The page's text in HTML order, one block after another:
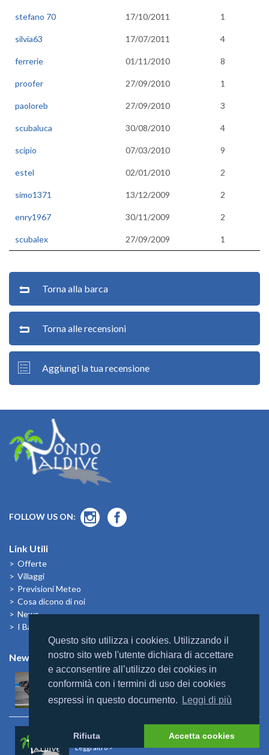
Questo sito utilizza i cookies. Utilizzando il
nostro sito web l'utente dichiara di accettare
e acconsentire all’utilizzo dei cookies in
conformità con i termini di uso dei cookies
espressi in questo documento.
Leggi di più
Rifiuta Accetta cookies
Torna alla barca
Torna alle recensioni
Aggiungi la tua recensione
stefano 70 17/10/2011 1
silvia63 17/07/2011 4
ferrerie 01/11/2010 8
proofer 27/09/2010 1
paoloreb 27/09/2010 3
scubaluca 30/08/2010 4
scipio 07/03/2010 9
estel 02/01/2010 2
simo1371 13/12/2009 2
enry1967 30/11/2009 2
scubalex 27/09/2009 1
FOLLOW US ON:
Link Utili
Offerte
Villaggi
Previsioni Meteo
Cosa dicono di noi
News
I Bambini alle Maldive
News
Mondomaldive & Tony Arbolino
Rebranding Universal Resorts
Leggi altro >